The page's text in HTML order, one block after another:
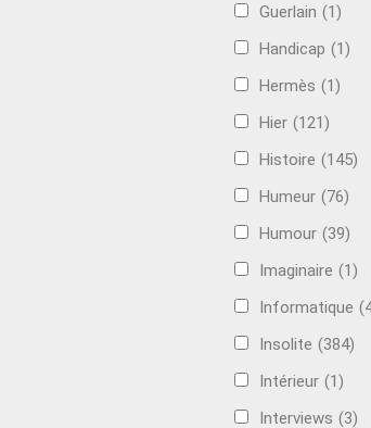
Guerlain (1)
Handicap (1)
Hermès (1)
Hier (121)
Histoire (145)
Humeur (76)
Humour (39)
Imaginaire (1)
Informatique
Insolite (384)
Intérieur (1)
Interviews (3)